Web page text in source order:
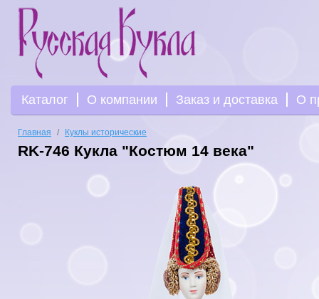
Каталог О компании Заказ и доставка О
Главная Куклы исторические
RK-746 Кукла "Костюм 14 века"